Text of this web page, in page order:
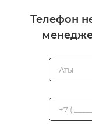
Телефон